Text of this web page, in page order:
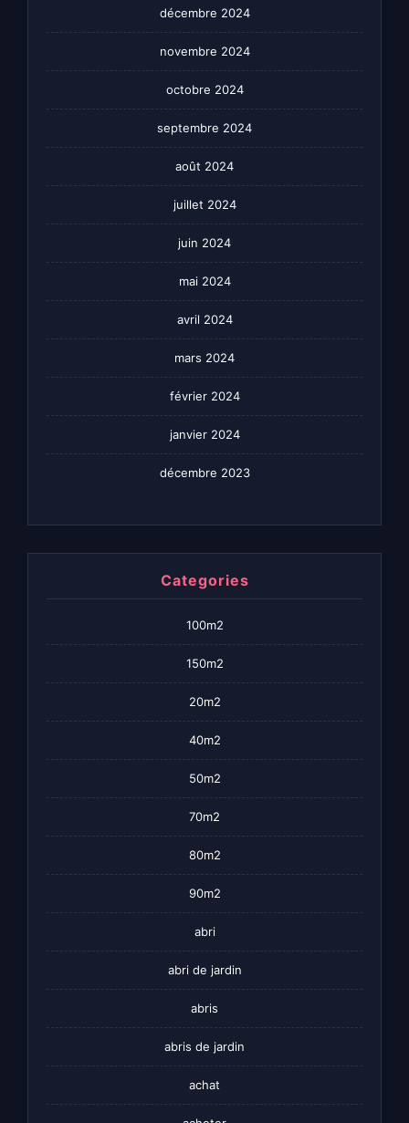
décembre 2024
novembre 2024
octobre 2024
septembre 2024
août 2024
juillet 2024
juin 2024
mai 2024
avril 2024
mars 2024
février 2024
janvier 2024
décembre 2023
Categories
100m2
150m2
20m2
40m2
50m2
70m2
80m2
90m2
abri
abri de jardin
abris
abris de jardin
achat